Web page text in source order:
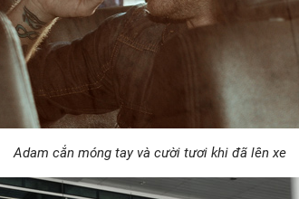
Adam cắn móng tay và cười tươi khi đã lên xe